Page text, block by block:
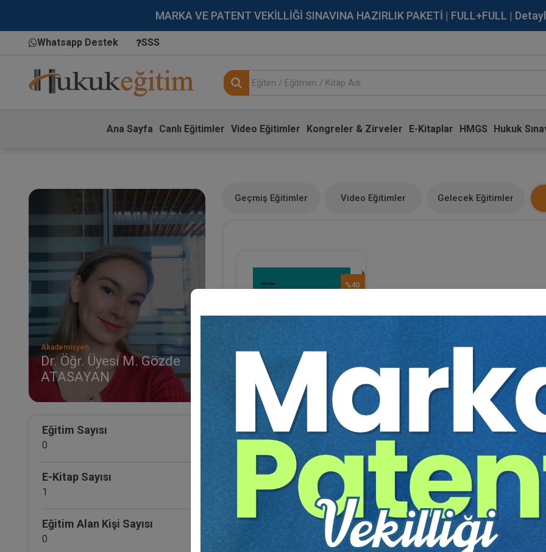
MARKA VE PATENT VEKİLLİĞİ SINAVINA HAZIRLIK PAKETİ | FULL+FULL |
Whatsapp Destek SSS
Ana Sayfa Canlı Eğitimler Video Eğitimler Kongreler & Zirveler E-Kitaplar HMGS Hukuk
Akademisyen
Dr. Öğr. Üyesi M. Gözde
ATASAYAN
Eğitim Sayısı
0
E-Kitap Sayısı
1
Eğitim Alan Kişi Sayısı
0
Geçmiş Eğitimler Video Eğitimler Gelecek Eğitimler
%40
Sosyal Hakların Yarg..
Dr. Öğr. Üyesi M. Gözde
ATASAYAN
900 TL
540 TL
Sepete Ekle